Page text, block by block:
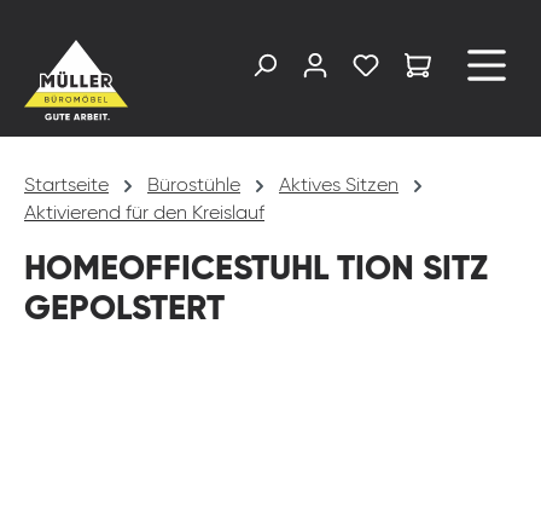
Startseite Bürostühle
Aktives Sitzen
Aktivierend für den Kreislauf
HOMEOFFICESTUHL TION SITZ
GEPOLSTERT